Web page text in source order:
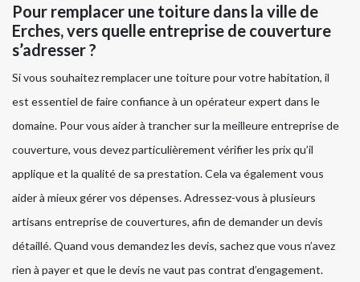
Pour remplacer une toiture dans la ville de
Erches, vers quelle entreprise de couverture
s’adresser ?
Si vous souhaitez remplacer une toiture pour votre habitation, il
est essentiel de faire confiance à un opérateur expert dans le
domaine. Pour vous aider à trancher sur la meilleure entreprise de
couverture, vous devez particulièrement vérifier les prix qu’il
applique et la qualité de sa prestation. Cela va également vous
aider à mieux gérer vos dépenses. Adressez-vous à plusieurs
artisans entreprise de couvertures, afin de demander un devis
détaillé. Quand vous demandez les devis, sachez que vous n’avez
rien à payer et que le devis ne vaut pas contrat d’engagement.